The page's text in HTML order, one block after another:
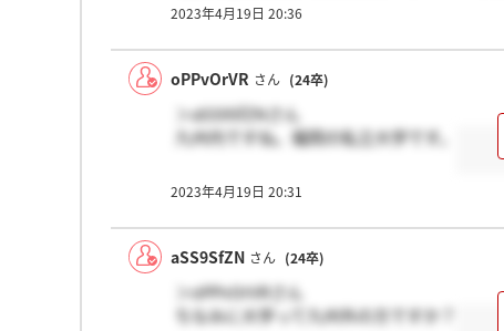
2023年4月19日 20:36
oPPvOrVR さん (24卒)
＞aSS9SfZNさん
九州内ですね。福岡の私立大学です。
2023年4月19日 20:31
aSS9SfZN さん (24卒)
＞oPPvOrVRさん
ちなみに大学って九州外の方ですか？